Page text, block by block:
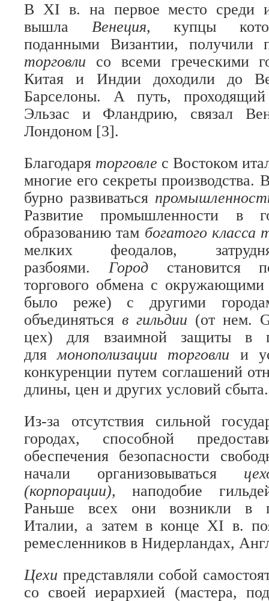
В XI в. на первое место среди
вышла Венеция, купцы
поданными Византии, получили
торговли со всеми греческими
Китая и Индии доходили до
Барселоны. А путь,
Эльзас и Фландрию, связал
Лондоном [3].
Благодаря торговле с Востоком
многие его секреты
бурно развиваться
Развитие промышленности в
образованию там богатого класса
мелких феодалов,
разбоями. Город становится
торгового обмена с
было реже) с другими
объединяться в гильдии (от нем.
цех) для взаимной защиты в
длямонополизации торговли и
конкуренции путем соглашений
длины, цен и других условий сбыта.
Из-за отсутствия сильной
городах, способной
обеспечения безопасности
начали организовываться
(корпорации),наподобие
Раньше всех они возникли в
Италии, а затем в конце XI в.
ремесленников в Нидерландах,
Цехи представляли собой
со своей иерархией (мастера,